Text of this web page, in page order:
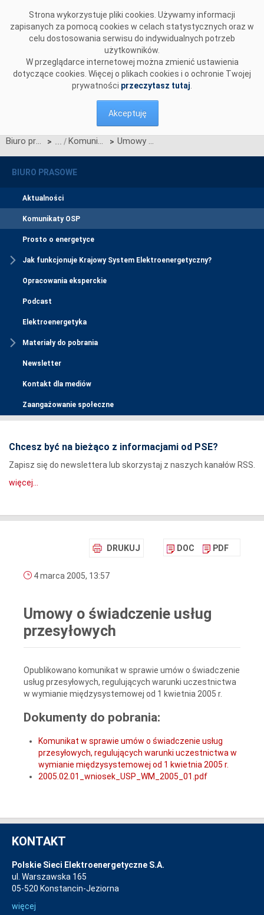
Strona wykorzystuje pliki cookies. Używamy informacji
zapisanych za pomocą cookies w celach statystycznych oraz w
celu dostosowania serwisu do indywidualnych potrzeb
użytkowników.
W przeglądarce internetowej można zmienić ustawienia
dotyczące cookies. Więcej o plikach cookies i o ochronie Twojej
prywatności przeczytasz tutaj
Akceptuję
Biuro prasowe > Komunikaty OSP > Umowy o świadczenie usług przesyłowych
BIURO PRASOWE
Aktualności
Komunikaty OSP
Prosto o energetyce
Jak funkcjonuje Krajowy System Elektroenergetyczny?
Opracowania eksperckie
Podcast
Elektroenergetyka
Materiały do pobrania
Newsletter
Kontakt dla mediów
Zaangażowanie społeczne
Chcesz być na bieżąco z informacjami od PSE?
Zapisz się do newslettera lub skorzystaj z naszych kanałów RSS.
więcej...
DRUKUJ DOC PDF
4 marca 2005, 13:57
Umowy o świadczenie usług
przesyłowych
Opublikowano komunikat w sprawie umów o świadczenie
usług przesyłowych, regulujących warunki uczestnictwa
w wymianie międzysystemowej od 1 kwietnia 2005 r.
Dokumenty do pobrania:
Komunikat w sprawie umów o świadczenie usług
przesyłowych, regulujących warunki uczestnictwa w
wymianie międzysystemowej od 1 kwietnia 2005 r.
2005.02.01_wniosek_USP_WM_2005_01.pdf
KONTAKT
Polskie Sieci Elektroenergetyczne S.A.
ul. Warszawska 165
05-520 Konstancin-Jeziorna
więcej